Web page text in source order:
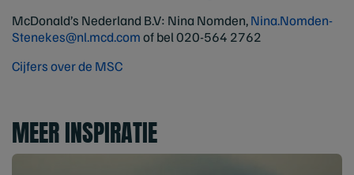
McDonald’s Nederland B.V: Nina Nomden,Nina.Nomden-
Stenekes@nl.mcd.comof bel 020-564 2762
Cijfers over de MSC
MEER INSPIRATIE